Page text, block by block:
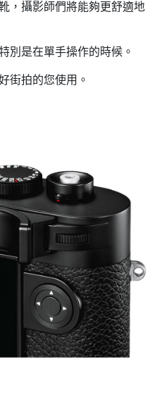
，攝影師們將能夠更舒適地
別是在單手操作的時候。
街拍的您使用。